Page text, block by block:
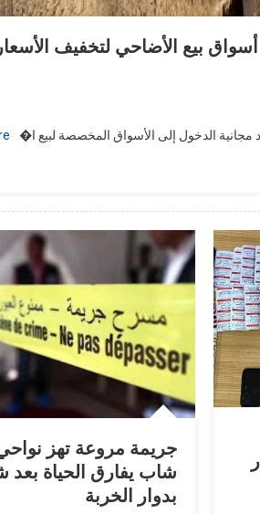
بيع الأضاحي لتخفيف
الدخول إلى الأسواق المخصصة لبيع ا�
جريمة مروعة تهز
شاب يفارق الحياة بعد
بدوار الخربة